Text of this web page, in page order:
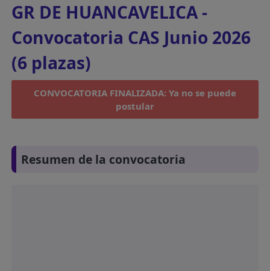
GR DE HUANCAVELICA -
Convocatoria CAS Junio 2026
(6 plazas)
CONVOCATORIA FINALIZADA: Ya no se puede
postular
Resumen de la convocatoria